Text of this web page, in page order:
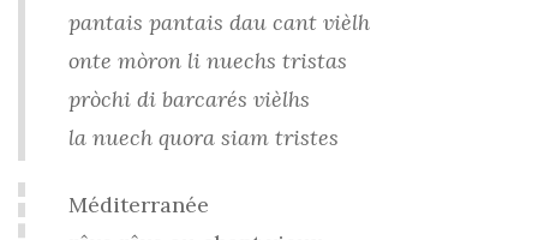
pantais pantais dau cant vièlh
onte mòron li nuechs tristas
pròchi di barcarés vièlhs
la nuech quora siam tristes
Méditerranée